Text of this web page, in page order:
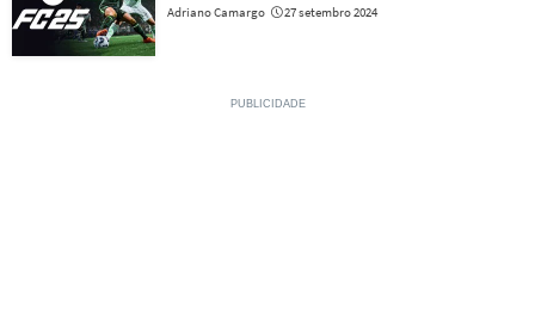
Adriano Camargo 27 setembro 2024